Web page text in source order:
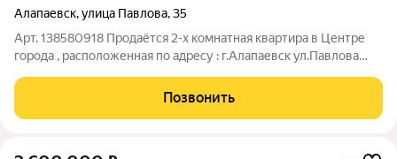
Алапаевск,улица Павлова,35
Арт. 138580918 Продаётся 2-х комнатная квартира в Центре
города , расположенная по адресу : г.Алапаевск ул.Павлова
ОПИСАНИЕ : -квартира требует полного ремонта -санузел
совмещен -солнечная сторона
Позвонить